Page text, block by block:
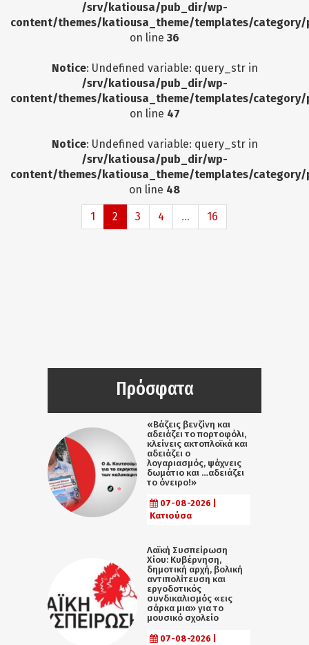
/srv/katiousa/pub_dir/wp-
content/themes/katiousa_theme/templates/
on line 36
Notice: Undefined variable: query_str in
/srv/katiousa/pub_dir/wp-
content/themes/katiousa_theme/templates/
on line 47
Notice: Undefined variable: query_str in
/srv/katiousa/pub_dir/wp-
content/themes/katiousa_theme/templates/
on line 48
1 2 3 4 ... 16
Πρόσφατα
«Βάζεις βενζίνη και
αδειάζει το πορτοφόλι,
κλείνεις ακτοπλοϊκά και
αδειάζει ο
λογαριασμός, ψάχνεις
δωμάτιο και …αδειάζει
το όνειρο!»
07-08-2026 |
Κατιούσα
Λαϊκή Συσπείρωση
Χίου: Κυβέρνηση,
δημοτική αρχή, βολική
αντιπολίτευση και
εργοδοτικός
συνδικαλισμός «εις
σάρκα μια» για το
μουσικό σχολείο
07-08-2026 |